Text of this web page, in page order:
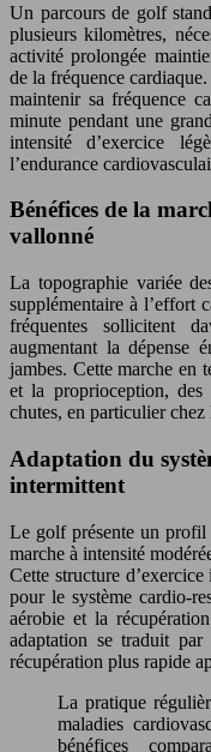
Un parcours de golf
plusieurs kilomètres,
activité prolongée
de la fréquence
maintenir sa fréquence
minute pendant une
intensité d’exercice
l’endurance
Bénéfices de la
vallonné
La topographie variée
supplémentaire à l’effort
fréquentes sollicitent
augmentant la dépense
jambes. Cette marche en
et la proprioception, des
chutes, en particulier chez
Adaptation du
intermittent
Le golf présente un profil
marche à intensité
Cette structure
pour le système cardio-
aérobie et la
adaptation se traduit
récupération plus rapide
La pratique
maladies
bénéfices